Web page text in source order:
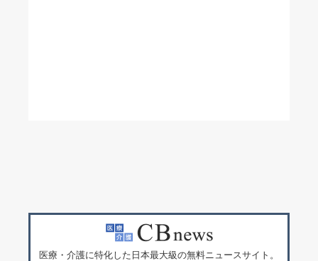
医療・介護に特化した日本最大級の無料ニュースサイト。